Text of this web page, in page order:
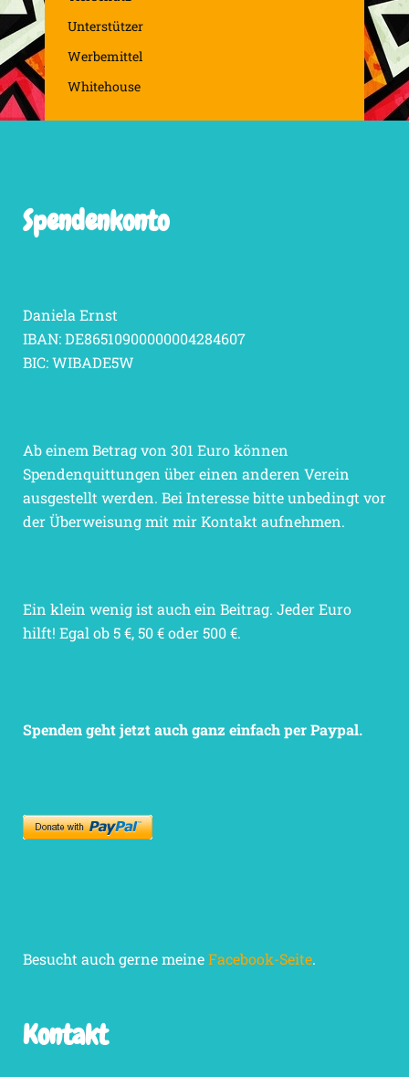
Unterstützer
Werbemittel
Whitehouse
Spendenkonto
Daniela Ernst
IBAN: DE86510900000004284607
BIC: WIBADE5W
Ab einem Betrag von 301 Euro können
Spendenquittungen über einen anderen Verein
ausgestellt werden. Bei Interesse bitte unbedingt vor
der Überweisung mit mir Kontakt aufnehmen.
Ein klein wenig ist auch ein Beitrag. Jeder Euro
hilft! Egal ob 5 €, 50 € oder 500 €.
Spenden geht jetzt auch ganz einfach per Paypal.
Besucht auch gerne meineFacebook-Seite.
Kontakt